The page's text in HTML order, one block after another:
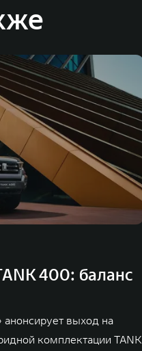
400: баланс
выход на
комплектации TANK